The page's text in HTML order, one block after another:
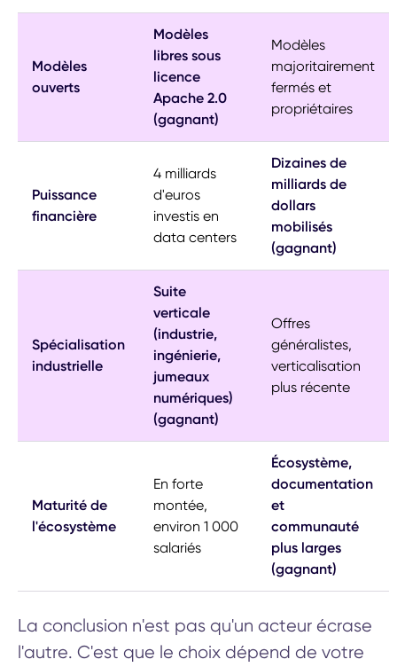
Modèles
ouverts
Modèles
libres sous
licence
Apache 2.0
(gagnant)
Modèles
majoritairement
fermés et
propriétaires
Puissance
financière
4 milliards
d'euros
investis en
data centers
Dizaines de
milliards de
dollars
mobilisés
(gagnant)
Spécialisation
industrielle
Suite
verticale
(industrie,
ingénierie,
jumeaux
numériques)
(gagnant)
Offres
généralistes,
verticalisation
plus récente
Maturité de
l'écosystème
En forte
montée,
environ 1 000
salariés
Écosystème,
documentation
et
communauté
plus larges
(gagnant)
La conclusion n'est pas qu'un acteur écrase
l'autre. C'est que le choix dépend de votre